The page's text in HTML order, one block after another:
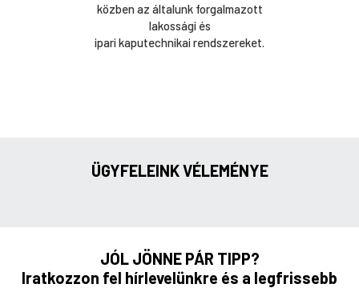
közben az általunk forgalmazott
lakossági és
ipari kaputechnikai rendszereket.
ÜGYFELEINK VÉLEMÉNYE
JÓL JÖNNE PÁR TIPP?
Iratkozzon fel hírlevelünkre és a legfrissebb